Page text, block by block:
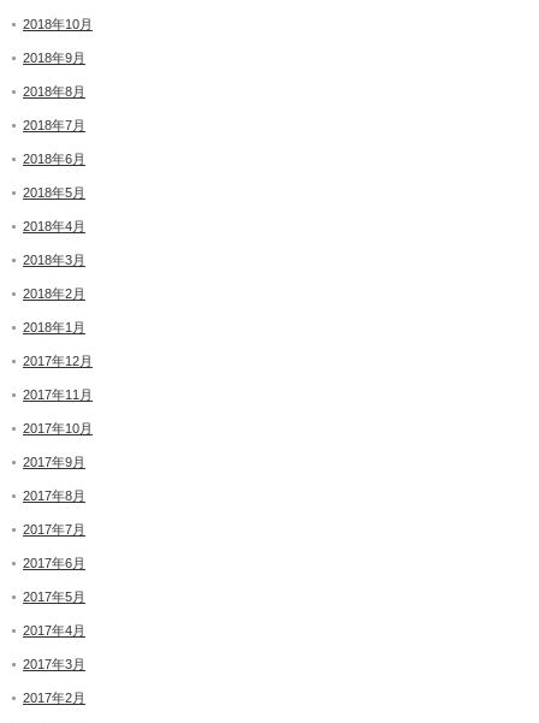
2018年10月
2018年9月
2018年8月
2018年7月
2018年6月
2018年5月
2018年4月
2018年3月
2018年2月
2018年1月
2017年12月
2017年11月
2017年10月
2017年9月
2017年8月
2017年7月
2017年6月
2017年5月
2017年4月
2017年3月
2017年2月